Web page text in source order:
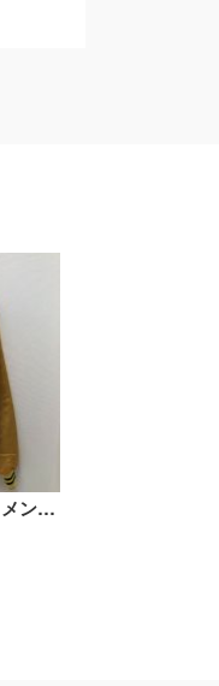
JOYRICH×PLAYBOY メンズ衣料 ジャケット スタジャン SIZE S イエロー Cランク